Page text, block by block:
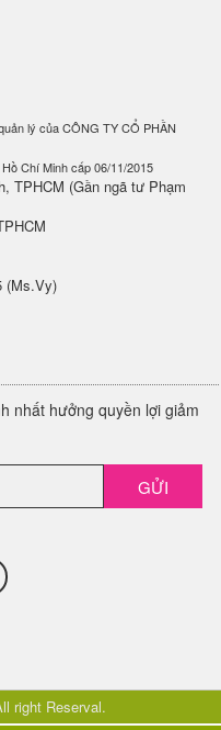
lý của CÔNG TY CỔ PHẦN
Chí Minh cấp 06/11/2015
TPHCM (Gần ngã tư Phạm
(Ms.Vy)
nhất hưởng quyền lợi giảm
GỬI
right Reserval.